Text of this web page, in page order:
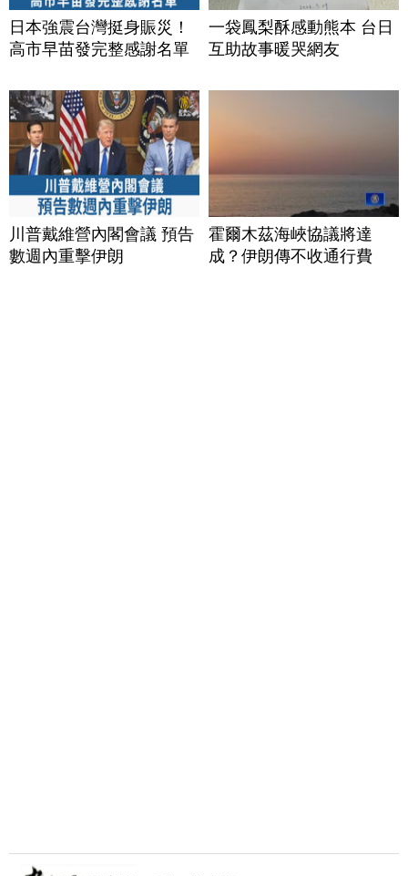
日本強震台灣挺身賑災！
高市早苗發完整感謝名單
一袋鳳梨酥感動熊本 台日
互助故事暖哭網友
川普戴維營內閣會議 預告
數週內重擊伊朗
霍爾木茲海峽協議將達
成？伊朗傳不收通行費